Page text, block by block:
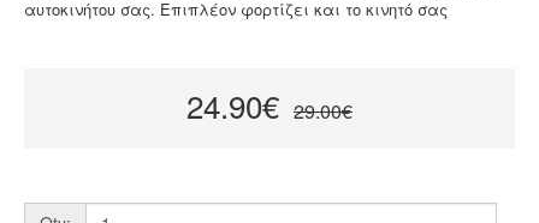
αυτοκινήτου σας. Επιπλέον φορτίζει και το κινητό σας
24.90€ 29.00€